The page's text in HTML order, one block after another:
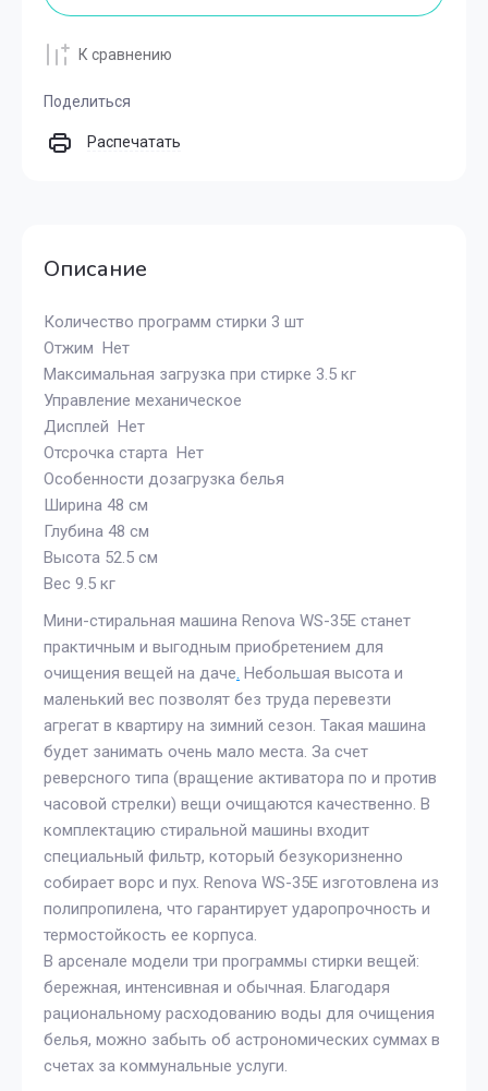
К сравнению
Поделиться
Распечатать
Описание
Количество программ стирки 3 шт
Отжим Нет
Максимальная загрузка при стирке 3.5 кг
Управление механическое
Дисплей Нет
Отсрочка старта Нет
Особенности дозагрузка белья
Ширина 48 см
Глубина 48 см
Высота 52.5 см
Вес 9.5 кг
Мини-стиральная машина Renova WS-35E станет
практичным и выгодным приобретением для
очищения вещей на даче. Небольшая высота и
маленький вес позволят без труда перевезти
агрегат в квартиру на зимний сезон. Такая машина
будет занимать очень мало места. За счет
реверсного типа (вращение активатора по и против
часовой стрелки) вещи очищаются качественно. В
комплектацию стиральной машины входит
специальный фильтр, который безукоризненно
собирает ворс и пух. Renova WS-35E изготовлена из
полипропилена, что гарантирует ударопрочность и
термостойкость ее корпуса.
В арсенале модели три программы стирки вещей:
бережная, интенсивная и обычная. Благодаря
рациональному расходованию воды для очищения
белья, можно забыть об астрономических суммах в
счетах за коммунальные услуги.